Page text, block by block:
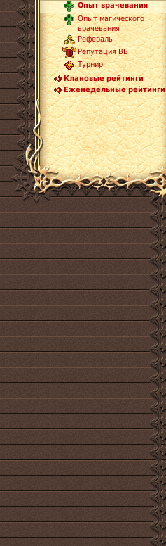
Опыт врачевания
Опыт магического
врачевания
Рефералы
Репутация ВБ
Турнир
Клановые рейтинги
Еженедельные рейтинги